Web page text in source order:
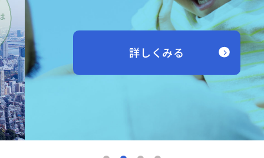
詳しくみる